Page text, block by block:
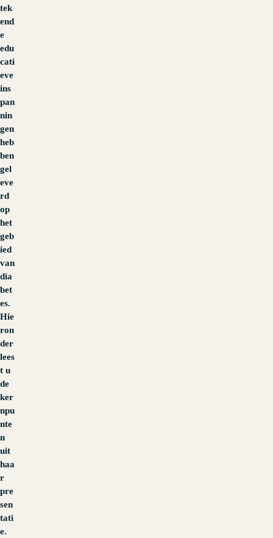
tek
end
e
edu
cati
eve
ins
pan
nin
gen
heb
ben
gel
eve
rd
op
het
geb
ied
van
dia
bet
es.
Hie
ron
der
lees
t u
de
ker
npu
nte
n
uit
haa
r
pre
sen
tati
e.